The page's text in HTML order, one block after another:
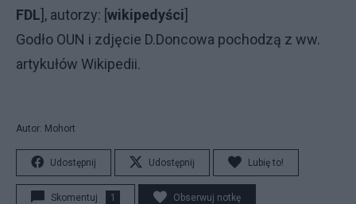
FDL ], autorzy: [ wikipedyści
Godło OUN i zdjęcie D.Doncowa pochodzą z ww.
artykułów Wikipedii.
Autor: Mohort
Udostępnij Udostępnij Lubię to!
Skomentuj 1 Obserwuj notkę